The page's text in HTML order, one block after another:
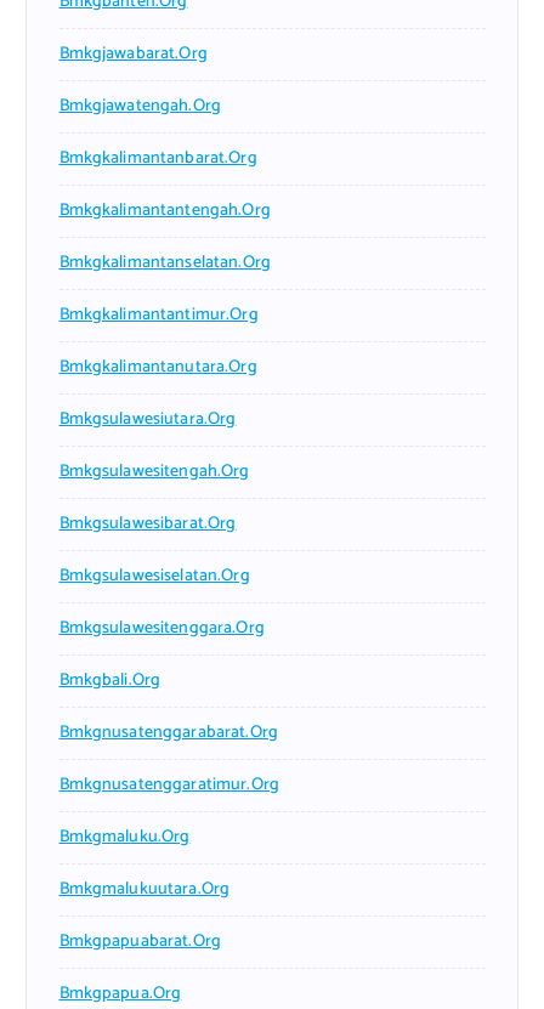
Bmkgjawabarat.org
Bmkgjawatengah.org
Bmkgkalimantanbarat.org
Bmkgkalimantantengah.org
Bmkgkalimantanselatan.org
Bmkgkalimantantimur.org
Bmkgkalimantanutara.org
Bmkgsulawesiutara.org
Bmkgsulawesitengah.org
Bmkgsulawesibarat.org
Bmkgsulawesiselatan.org
Bmkgsulawesitenggara.org
Bmkgbali.org
Bmkgnusatenggarabarat.org
Bmkgnusatenggaratimur.org
Bmkgmaluku.org
Bmkgmalukuutara.org
Bmkgpapuabarat.org
Bmkgpapua.org